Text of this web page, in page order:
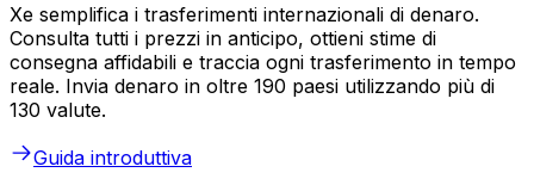
Xe semplifica i trasferimenti internazionali di denaro.
Consulta tutti i prezzi in anticipo, ottieni stime di
consegna affidabili e traccia ogni trasferimento in tempo
reale. Invia denaro in oltre 190 paesi utilizzando più di
130 valute.
Guida introduttiva